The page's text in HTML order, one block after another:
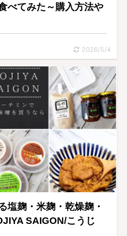
べてみた～購入方法や
2026/5/4
塩麹・米麹・乾燥麹・
SAIGON/こうじ